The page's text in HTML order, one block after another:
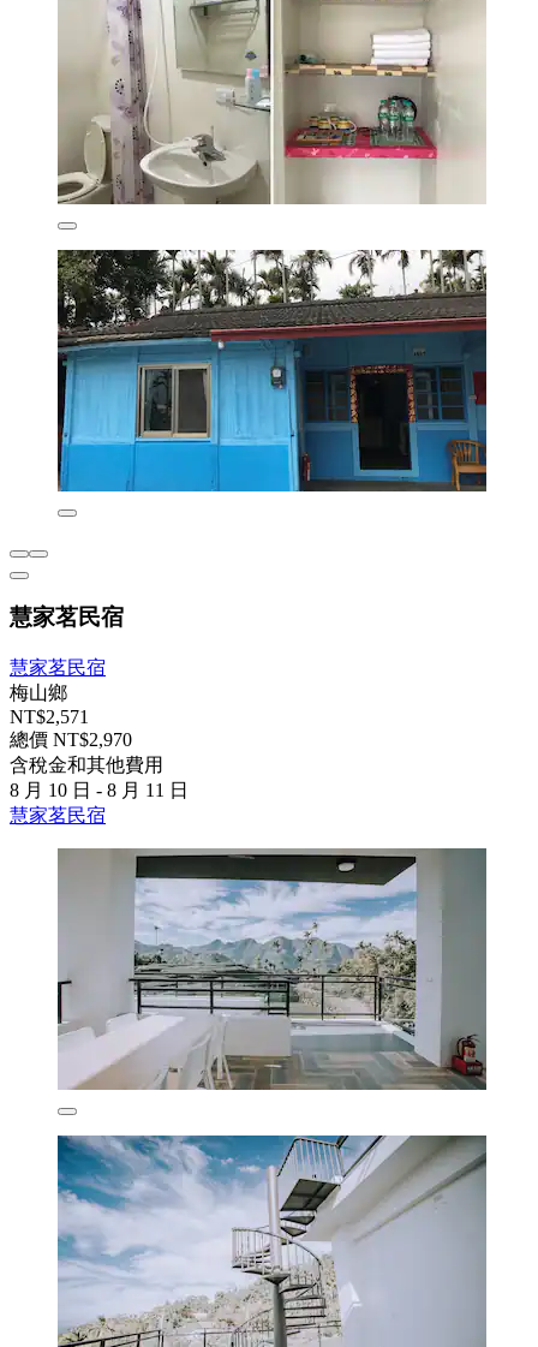
慧家茗民宿
慧家茗民宿
梅山鄉
NT$2,571
總價 NT$2,970
含稅金和其他費用
8 月 10 日 - 8 月 11 日
慧家茗民宿